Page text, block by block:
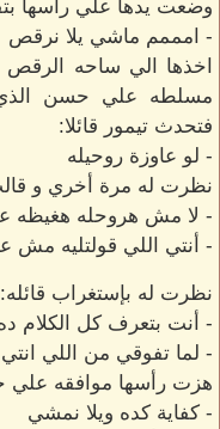
وضعت يدها علي رأسها
- امممم ماشي يلا نرقص
اخذها الي ساحه
مسلطه علي حسن الذي
فتحدث تيمور قائلا:
- لو عاوزة روحيله
نظرت له مرة أخري و
- لا مش هروحله هغيظه
- أنتي اللي قولتليه مش
نظرت له بإستغراب قائله:
- أنت بتعرف كل الكلام
- لما تفوقي من اللي
هزت رأسها موافقه علي
- كفاية كده ويلا نمشي